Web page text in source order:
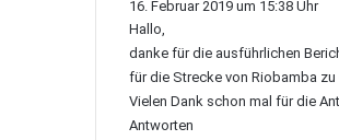
a
t
:
16. Februar 2019 um 15:38 Uhr
Hallo,
danke für die ausführlichen
für die Strecke von Riobamba zu
Vielen Dank schon mal für die
Antworten